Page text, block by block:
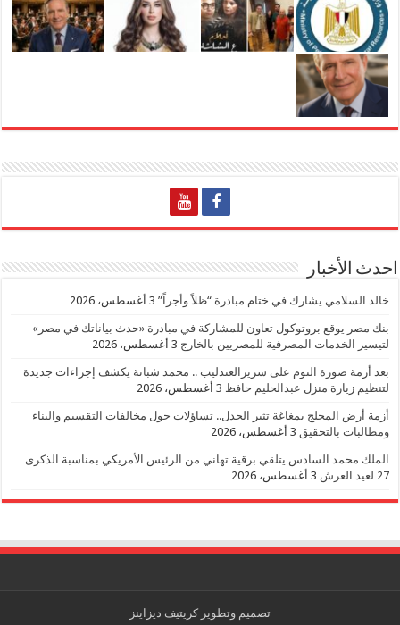
احدث الأخبار
خالد السلامي يشارك في ختام مبادرة “ظلاً وأجراً” 3 أغسطس، 2026
بنك مصر يوقع بروتوكول تعاون للمشاركة في مبادرة «حدث بياناتك في مصر»
لتيسير الخدمات المصرفية للمصريين بالخارج 3 أغسطس، 2026
بعد أزمة صورة النوم على سريرالعندليب .. محمد شبانة يكشف إجراءات جديدة
لتنظيم زيارة منزل عبدالحليم حافظ 3 أغسطس، 2026
أزمة أرض المحلج بمغاغة تثير الجدل.. تساؤلات حول مخالفات التقسيم والبناء
ومطالبات بالتحقيق 3 أغسطس، 2026
الملك محمد السادس يتلقي برقية تهاني من الرئيس الأمريكي بمناسبة الذكرى
27 لعيد العرش
3 أغسطس، 2026
تصميم وتطويركريتيف ديزاينز